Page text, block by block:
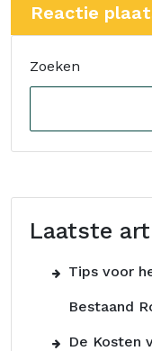
Zoeken
Laatste
Tips voor
Bestaand
De Kosten